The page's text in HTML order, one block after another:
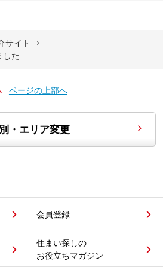
サイト
した
ページの上部へ
・エリア変更
会員登録
住まい探しの
お役立ちマガジン